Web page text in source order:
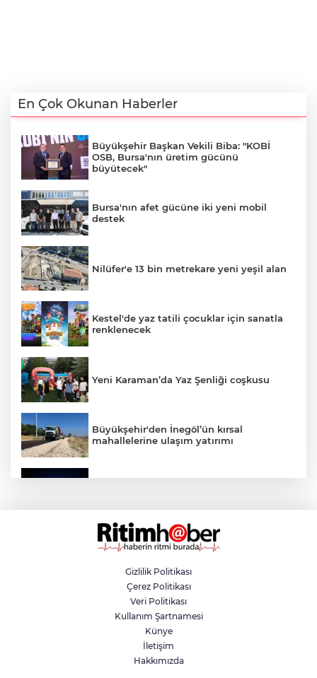
En Çok Okunan Haberler
Büyükşehir Başkan Vekili Biba: "KOBİ
OSB, Bursa'nın üretim gücünü
büyütecek"
Bursa'nın afet gücüne iki yeni mobil
destek
Nilüfer'e 13 bin metrekare yeni yeşil alan
Kestel'de yaz tatili çocuklar için sanatla
renklenecek
Yeni Karaman’da Yaz Şenliği coşkusu
Büyükşehir'den İnegöl’ün kırsal
mahallelerine ulaşım yatırımı
Aslı Hünel’den Bursa Festivali’nde
unutulmaz gece
Osmangazi Belediyesi istihdama köprü
olmayı sürdürüyor
Yıldırım’da çocuklar yazı bilim ve sanatla
değerlendiriyor
Gizlilik Politikası
Çerez Politikası
Veri Politikası
Kullanım Şartnamesi
Künye
İletişim
Hakkımızda